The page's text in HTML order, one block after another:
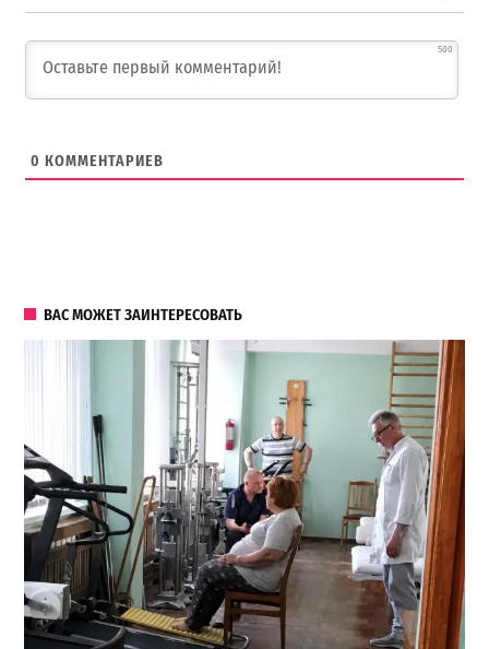
500
0 КОММЕНТАРИЕВ
ВАС МОЖЕТ ЗАИНТЕРЕСОВАТЬ